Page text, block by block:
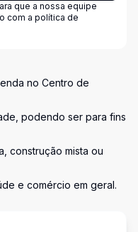
que a nossa equipe
com a política de
no Centro de
podendo ser para fins
construção mista ou
e comércio em geral.